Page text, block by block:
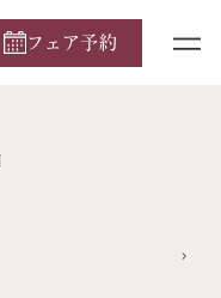
フェア予約